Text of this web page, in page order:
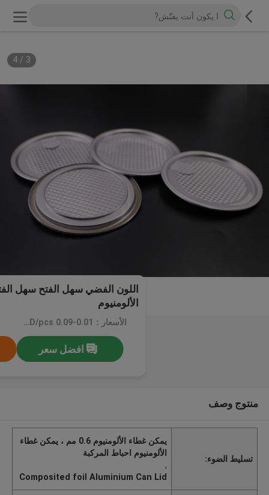
3
/
4
الألومنيوم
الأسعار：0.01-0.09 USD/pcs
افضل سعر
منتوج وصف
تسليط الضوء:
يمكن غطاء الألومنيوم 0.6 مم ، يمكن غطاء
الألومنيوم احباط المركبة
,
Composited foil Aluminium Can Lid